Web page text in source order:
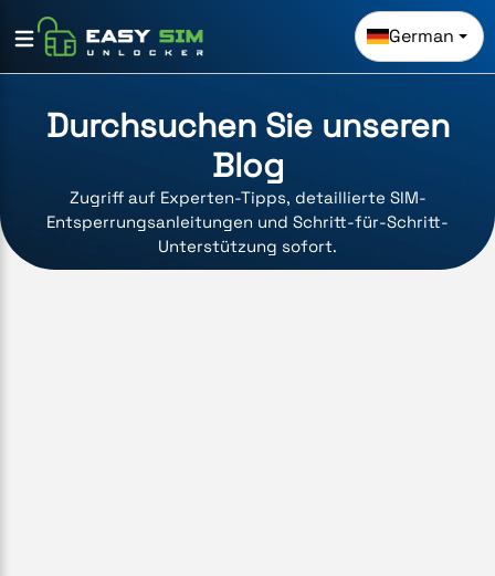
German
Durchsuchen Sie unseren
Blog
Zugriff auf Experten-Tipps, detaillierte SIM-
Entsperrungsanleitungen und Schritt-für-Schritt-
Unterstützung sofort.